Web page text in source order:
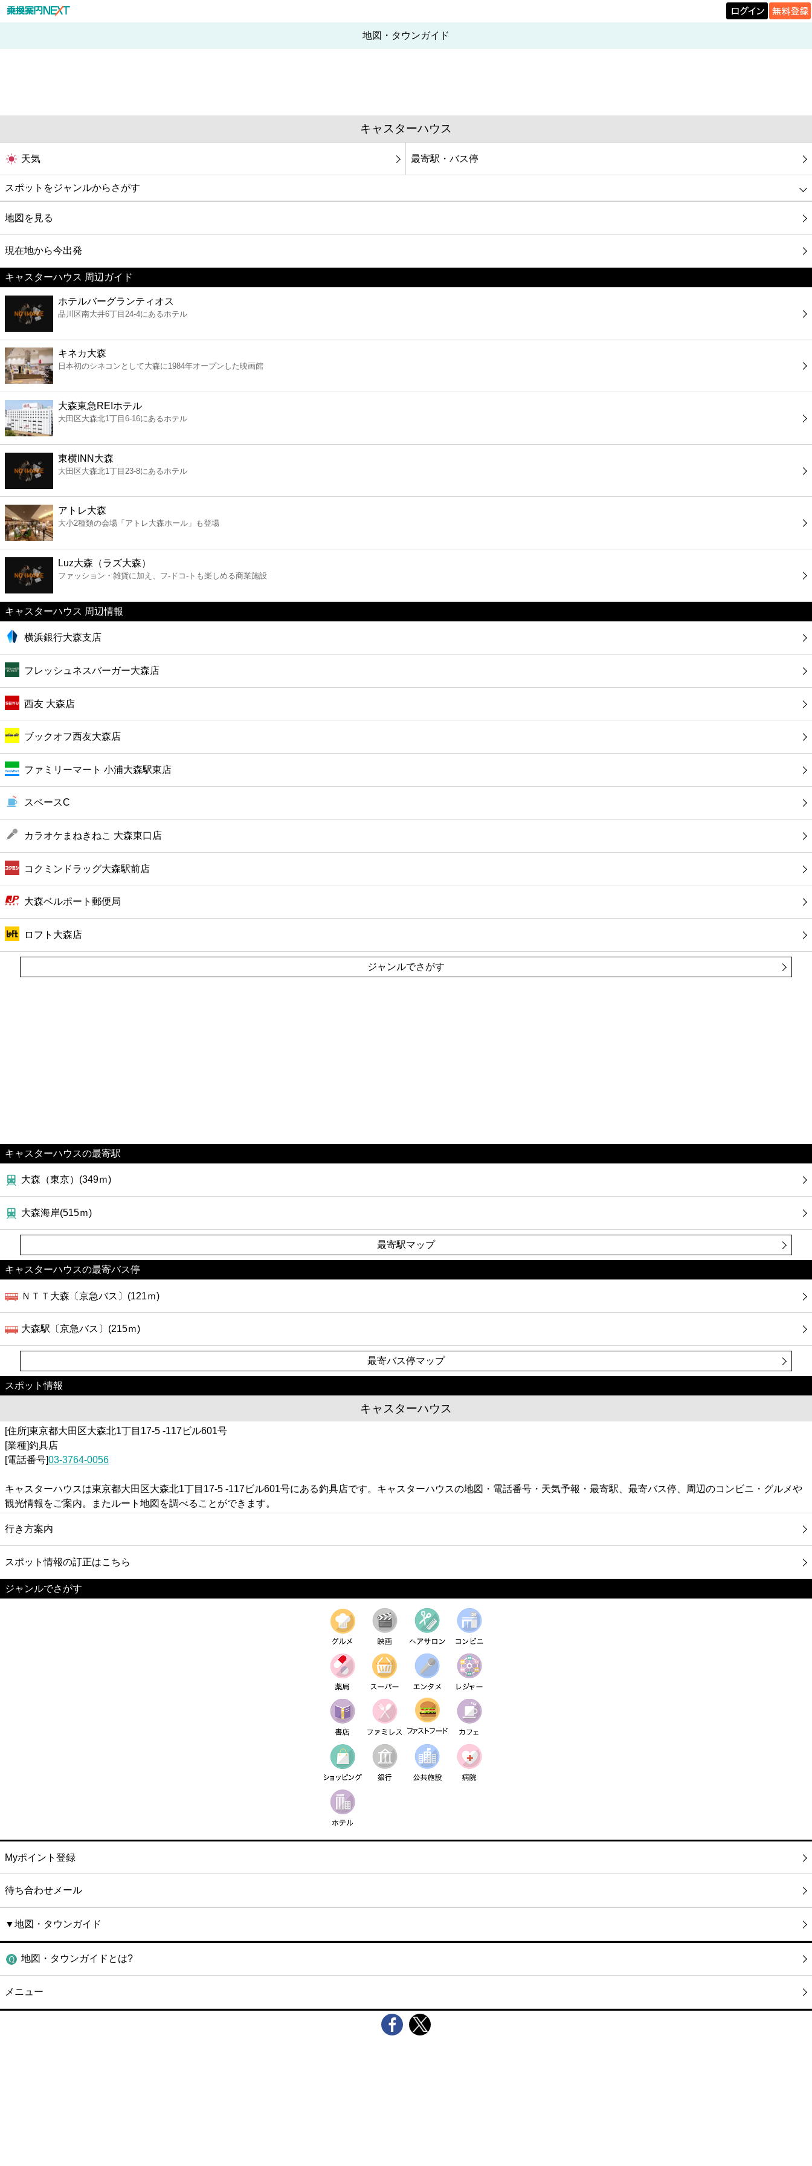
地図・タウンガイド
キャスターハウス
天気 最寄駅・バス停
スポットをジャンルからさがす
グルメ
映画
美容
コンビニ
薬局
スーパー
エンタメ
レジャー
書店
ファミレス
ファーストフード
カフェ
ショッピング
銀行
公共
病院
ホテル
地図を見る
現在地から今出発
キャスターハウス 周辺ガイド
ホテルバーグランティオス
品川区南大井6丁目24-4にあるホテル
キネカ大森
日本初のシネコンとして大森に1984年オープンした映画館
大森東急REIホテル
大田区大森北1丁目6-16にあるホテル
東横INN大森
大田区大森北1丁目23-8にあるホテル
アトレ大森
大小2種類の会場「アトレ大森ホール」も登場
Luz大森（ラズ大森）
ファッション・雑貨に加え、フ-ドコ-トも楽しめる商業施設
キャスターハウス 周辺情報
横浜銀行大森支店
フレッシュネスバーガー大森店
西友 大森店
ブックオフ西友大森店
ファミリーマート 小浦大森駅東店
スペースC
カラオケまねきねこ 大森東口店
コクミンドラッグ大森駅前店
大森ベルポート郵便局
ロフト大森店
ジャンルでさがす
キャスターハウスの最寄駅
大森（東京）(349ｍ)
大森海岸(515ｍ)
最寄駅マップ
キャスターハウスの最寄バス停
ＮＴＴ大森〔京急バス〕(121ｍ)
大森駅〔京急バス〕(215ｍ)
最寄バス停マップ
スポット情報
キャスターハウス
[住所]東京都大田区大森北1丁目17-5 -117ビル601号
[業種]釣具店
[電話番号]03-3764-0056
キャスターハウスは東京都大田区大森北1丁目17-5 -117ビル601号にある釣具店です。キャスターハウスの地図・電話番号・天気予報・最寄駅、最寄バス停、周辺のコンビニ・グルメや
観光情報をご案内。またルート地図を調べることができます。
行き方案内
スポット情報の訂正はこちら
ジャンルでさがす
Myポイント登録
待ち合わせメール
▼地図・タウンガイド
地図・タウンガイドとは?
メニュー